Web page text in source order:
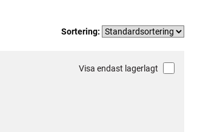
Sortering:
Visa endast lagerlagt